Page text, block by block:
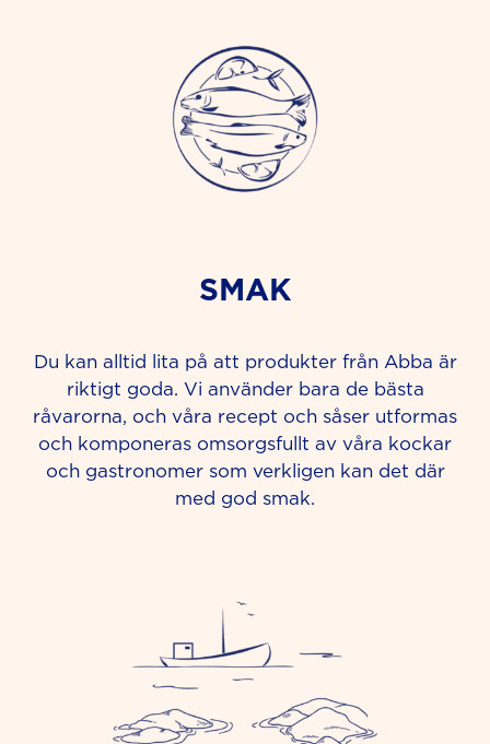
SMAK
Du kan alltid lita på att produkter från Abba är
riktigt goda. Vi använder bara de bästa
råvarorna, och våra recept och såser utformas
och komponeras omsorgsfullt av våra kockar
och gastronomer som verkligen kan det där
med god smak.